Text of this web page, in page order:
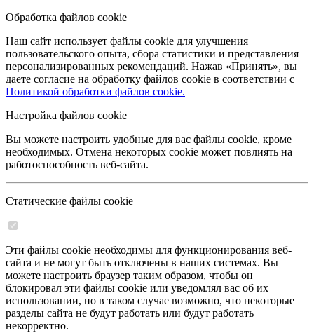
Обработка файлов cookie
Наш сайт использует файлы cookie для улучшения
пользовательского опыта, сбора статистики и представления
персонализированных рекомендаций. Нажав «Принять», вы
даете согласие на обработку файлов cookie в соответствии с
Политикой обработки файлов cookie.
Настройка файлов cookie
Вы можете настроить удобные для вас файлы cookie, кроме
необходимых. Отмена некоторых cookie может повлиять на
работоспособность веб-сайта.
Статические файлы cookie
Эти файлы cookie необходимы для функционирования веб-
сайта и не могут быть отключены в наших системах. Вы
можете настроить браузер таким образом, чтобы он
блокировал эти файлы cookie или уведомлял вас об их
использовании, но в таком случае возможно, что некоторые
разделы сайта не будут работать или будут работать
некорректно.